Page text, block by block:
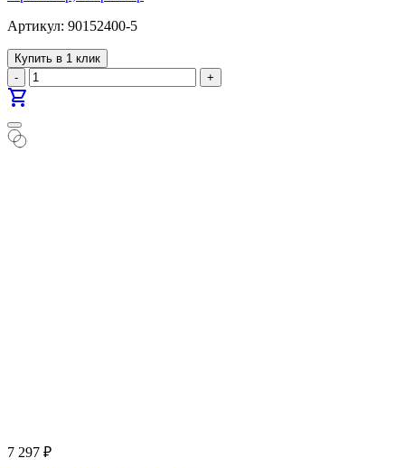
Артикул: 90152400-5
Купить в 1 клик
-
+
shopping_cart
7 297 ₽